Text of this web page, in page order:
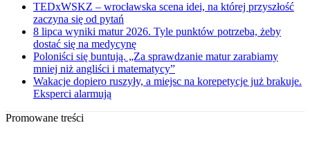
TEDxWSKZ – wrocławska scena idei, na której przyszłość
zaczyna się od pytań
8 lipca wyniki matur 2026. Tyle punktów potrzeba, żeby
dostać się na medycynę
Poloniści się buntują. „Za sprawdzanie matur zarabiamy
mniej niż angliści i matematycy”
Wakacje dopiero ruszyły, a miejsc na korepetycje już brakuje.
Eksperci alarmują
Promowane treści